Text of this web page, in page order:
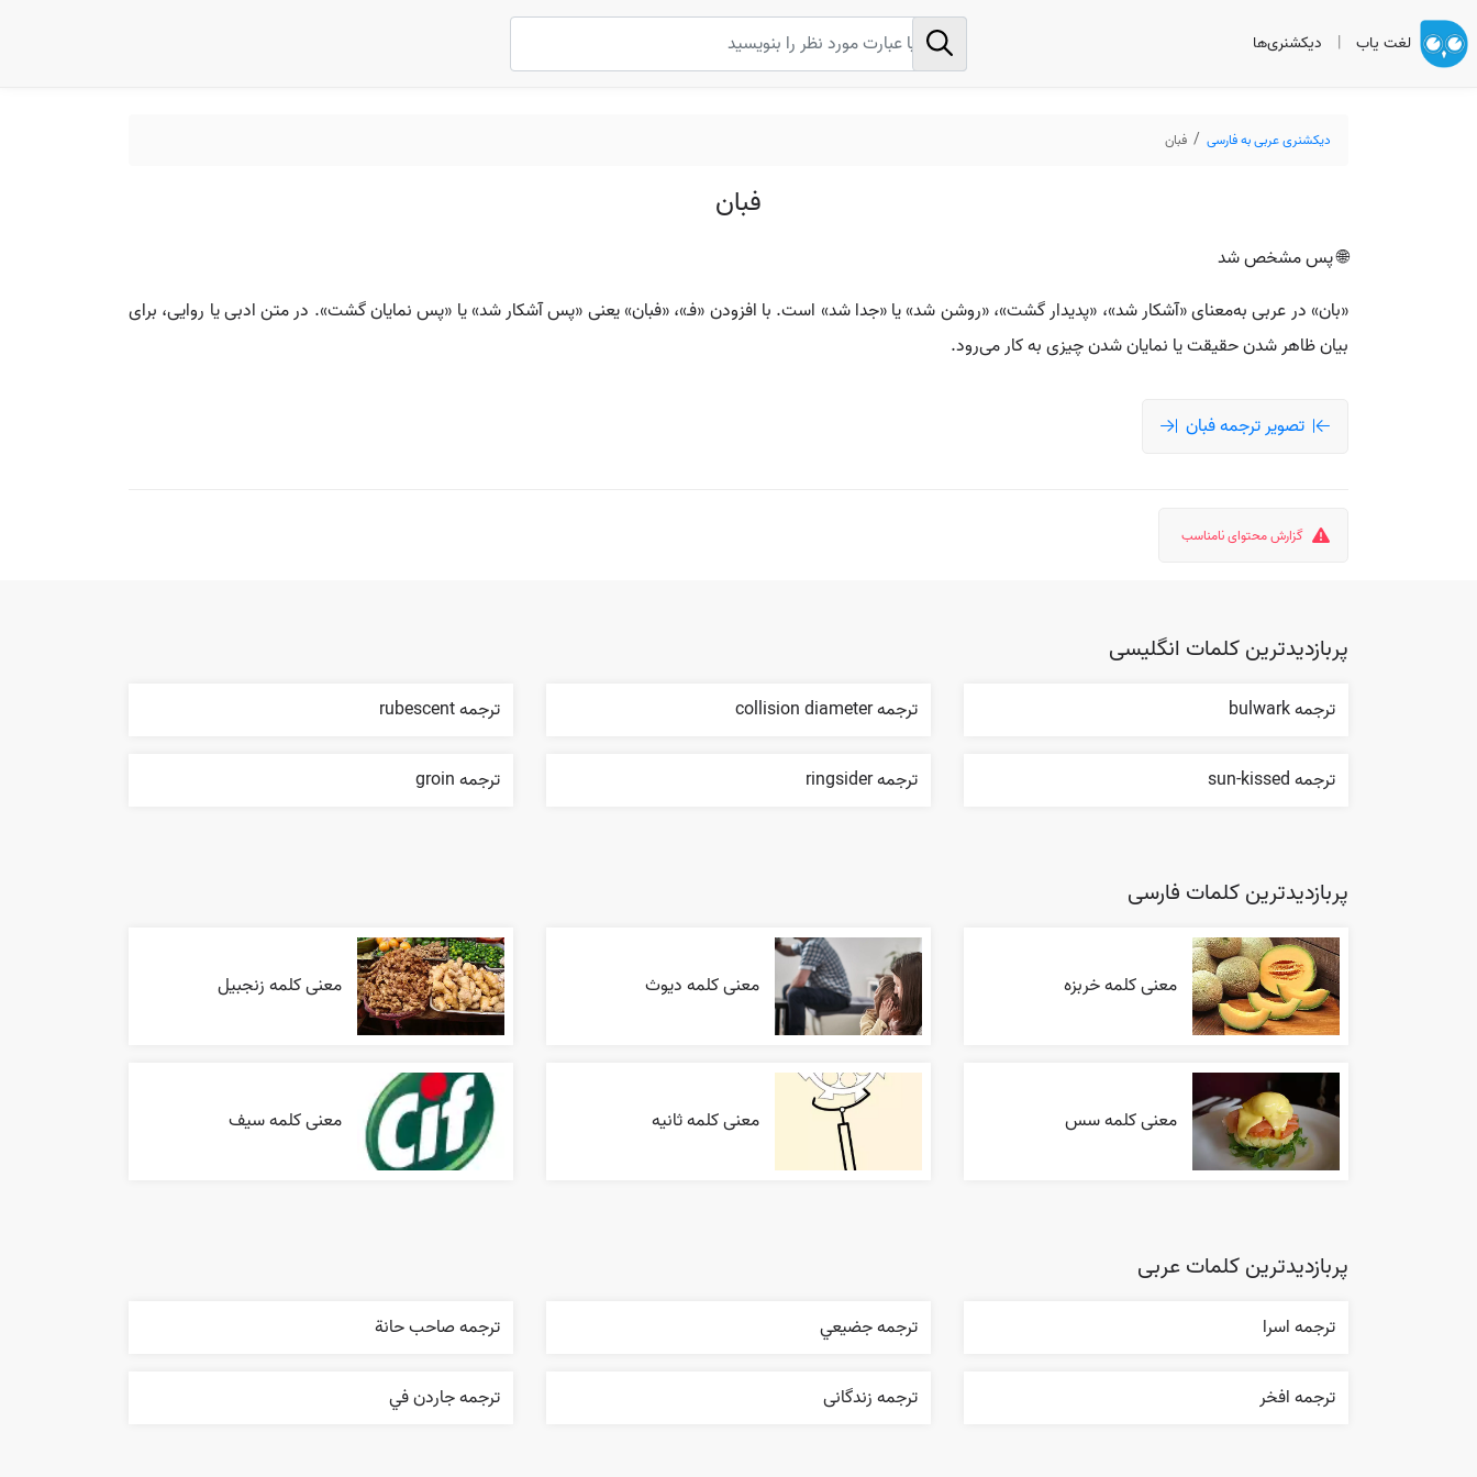
لغت یاب | دیکشنری‌ها
دیکشنری عربی به فارسی فبان
فبان
🌐 پس مشخص شد
«بان» در عربی به‌معنای «آشکار شد»، «پدیدار گشت»، «روشن شد» یا «جدا شد» است. با افزودن «فـ»، «فبان» یعنی «پس آشکار شد» یا «پس نمایان گشت». در متن ادبی یا روایی، برای
بیان ظاهر شدن حقیقت یا نمایان شدن چیزی به کار می‌رود.
تصویر ترجمه فبان
گزارش محتوای نامناسب
پربازدیدترین کلمات انگلیسی
ترجمه bulwark ترجمه collision diameter ترجمه rubescent
ترجمه sun-kissed ترجمه ringsider ترجمه groin
پربازدیدترین کلمات فارسی
معنی کلمه خربزه معنی کلمه دیوث معنی کلمه زنجبیل
معنی کلمه سس معنی کلمه ثانیه معنی کلمه سیف
پربازدیدترین کلمات عربی
ترجمه اسرا ترجمه جضيعي ترجمه صاحب حانة
ترجمه افخر ترجمه زندگانی ترجمه جاردن في